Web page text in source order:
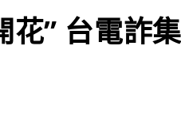
花” 台電詐